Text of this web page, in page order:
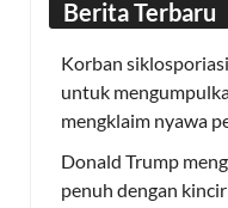
Berita Terbaru
Korban
untuk
mengklaim nyawa
Donald Trump
penuh dengan kincir